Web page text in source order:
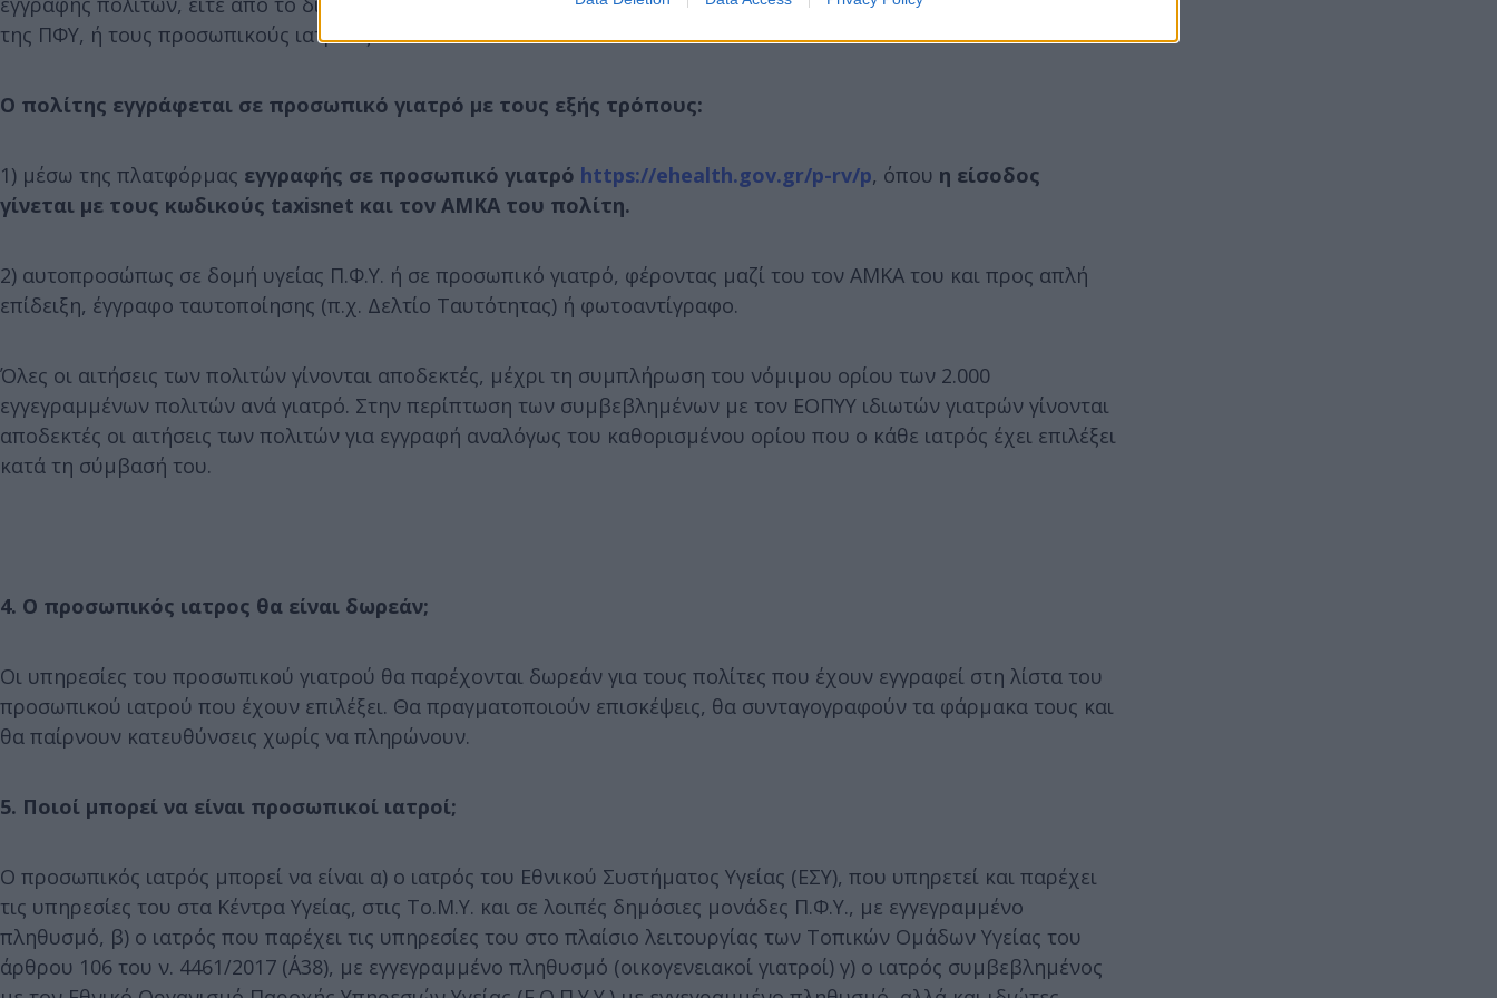
της ΠΦΥ, ή τους προσωπικούς ιατρούς.
Ο πολίτης εγγράφεται σε προσωπικό γιατρό με τους εξής τρόπους:
1) μέσω της πλατφόρμας εγγραφής σε προσωπικό γιατρό https://ehealth.gov.gr/p-rv/p, όπου η είσοδος
γίνεται με τους κωδικούς taxisnet και τον ΑΜΚΑ του πολίτη.
2) αυτοπροσώπως σε δομή υγείας Π.Φ.Υ. ή σε προσωπικό γιατρό, φέροντας μαζί του τον ΑΜΚΑ του και προς απλή
επίδειξη, έγγραφο ταυτοποίησης (π.χ. Δελτίο Ταυτότητας) ή φωτοαντίγραφο.
Όλες οι αιτήσεις των πολιτών γίνονται αποδεκτές, μέχρι τη συμπλήρωση του νόμιμου ορίου των 2.000
εγγεγραμμένων πολιτών ανά γιατρό. Στην περίπτωση των συμβεβλημένων με τον ΕΟΠΥΥ ιδιωτών γιατρών γίνονται
αποδεκτές οι αιτήσεις των πολιτών για εγγραφή αναλόγως του καθορισμένου ορίου που ο κάθε ιατρός έχει επιλέξει
κατά τη σύμβασή του.
4. Ο προσωπικός ιατρος θα είναι δωρεάν;
Οι υπηρεσίες του προσωπικού γιατρού θα παρέχονται δωρεάν για τους πολίτες που έχουν εγγραφεί στη λίστα του
προσωπικού ιατρού που έχουν επιλέξει. Θα πραγματοποιούν επισκέψεις, θα συνταγογραφούν τα φάρμακα τους και
θα παίρνουν κατευθύνσεις χωρίς να πληρώνουν.
5. Ποιοί μπορεί να είναι προσωπικοί ιατροί;
Ο προσωπικός ιατρός μπορεί να είναι α) ο ιατρός του Εθνικού Συστήματος Υγείας (ΕΣΥ), που υπηρετεί και παρέχει
τις υπηρεσίες του στα Κέντρα Υγείας, στις Το.Μ.Υ. και σε λοιπές δημόσιες μονάδες Π.Φ.Υ., με εγγεγραμμένο
πληθυσμό, β) ο ιατρός που παρέχει τις υπηρεσίες του στο πλαίσιο λειτουργίας των Τοπικών Ομάδων Υγείας του
άρθρου 106 του ν. 4461/2017 (Α΄38), με εγγεγραμμένο πληθυσμό (οικογενειακοί γιατροί) γ) ο ιατρός συμβεβλημένος